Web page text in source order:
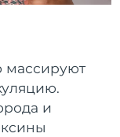
массируют
и
дата доставки
8/13/26
дата доставки